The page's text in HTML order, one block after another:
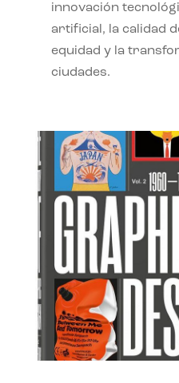
innovación
artificial, la calidad
equidad y la
ciudades.